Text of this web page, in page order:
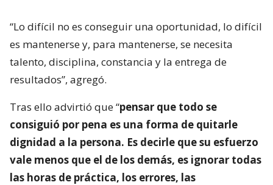
“Lo difícil no es conseguir una oportunidad, lo difícil
es mantenerse y, para mantenerse, se necesita
talento, disciplina, constancia y la entrega de
resultados”, agregó.
Tras ello advirtió que “pensar que todo se
consiguió por pena es una forma de quitarle
dignidad a la persona. Es decirle que su esfuerzo
vale menos que el de los demás, es ignorar todas
las horas de práctica, los errores, las